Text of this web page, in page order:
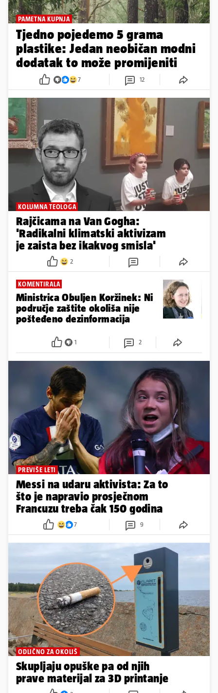
PAMETNA KUPNJA
Tjedno pojedemo 5 grama
plastike: Jedan neobičan modni
dodatak to može promijeniti
7 12
KOLUMNA TEOLOGA
Rajčicama na Van Gogha:
'Radikalni klimatski aktivizam
je zaista bez ikakvog smisla'
2
KOMENTIRALA
Ministrica Obuljen Koržinek: Ni
područje zaštite okoliša nije
pošteđeno dezinformacija
1 2
PREVIŠE LETI
Messi na udaru aktivista: Za to
što je napravio prosječnom
Francuzu treba čak 150 godina
7 9
ODLIČNO ZA OKOLIŠ
Skupljaju opuške pa od njih
prave materijal za 3D printanje